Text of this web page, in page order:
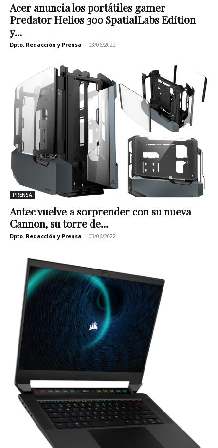
Acer anuncia los portátiles gamer
Predator Helios 300 SpatialLabs Edition
y...
Dpto. Redacción y Prensa - 03/06/2022
PRENSA
Antec vuelve a sorprender con su nueva
Cannon, su torre de...
Dpto. Redacción y Prensa - 03/06/2022